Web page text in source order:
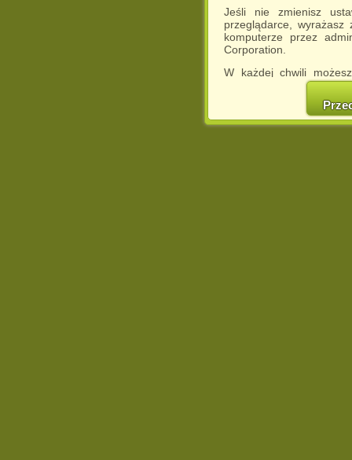
Jeśli nie zmienisz
przeglądarce,
komputerze przez
Corporation.
W każdej chwili
cookies w swojej
w naszej
http://chomikuj.pl/